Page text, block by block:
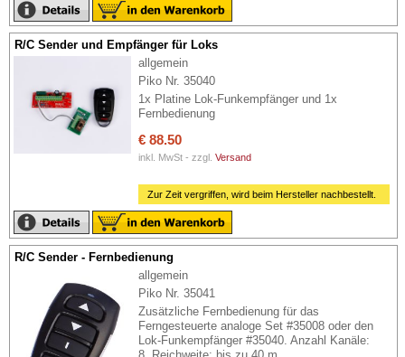
R/C Sender und Empfänger für Loks
allgemein
Piko Nr. 35040
1x Platine Lok-Funkempfänger und 1x
Fernbedienung
€ 88.50
inkl. MwSt - zzgl. Versand
Zur Zeit vergriffen, wird beim Hersteller nachbestellt.
R/C Sender - Fernbedienung
allgemein
Piko Nr. 35041
Zusätzliche Fernbedienung für das
Ferngesteuerte analoge Set #35008 oder den
Lok-Funkempfänger #35040. Anzahl Kanäle: